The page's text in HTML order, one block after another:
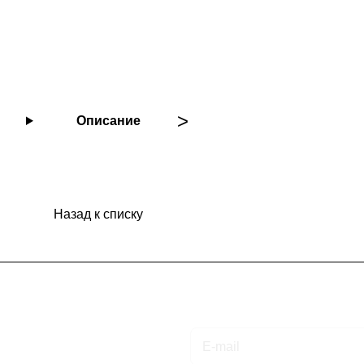
Описание
Назад к списку